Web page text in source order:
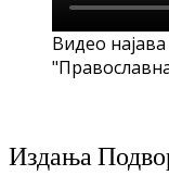
Видео
Издања